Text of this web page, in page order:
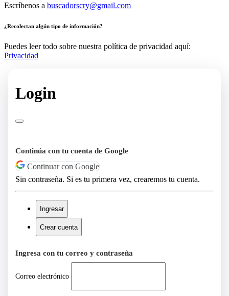
Escríbenos a buscadorscry@gmail.com
¿Recolectan algún tipo de información?
Puedes leer todo sobre nuestra política de privacidad aquí:
Privacidad
Login
Continúa con tu cuenta de Google
Continuar con Google
Sin contraseña. Si es tu primera vez, crearemos tu cuenta.
Ingresar
Crear cuenta
Ingresa con tu correo y contraseña
Correo electrónico